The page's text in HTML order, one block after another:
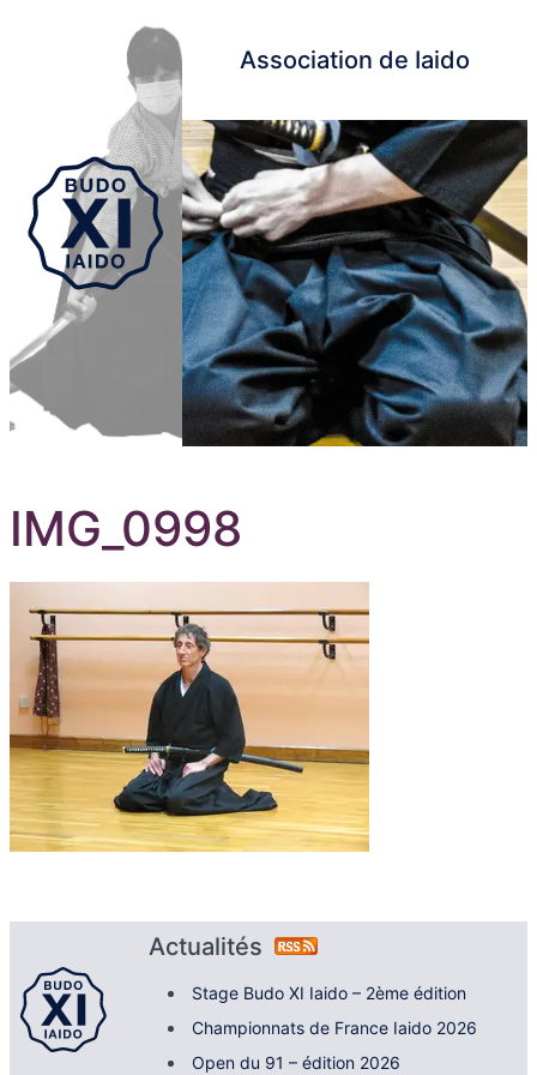
Association de Iaido
IMG_0998
Actualités
Stage Budo XI Iaido – 2ème édition
Championnats de France Iaido 2026
Open du 91 – édition 2026